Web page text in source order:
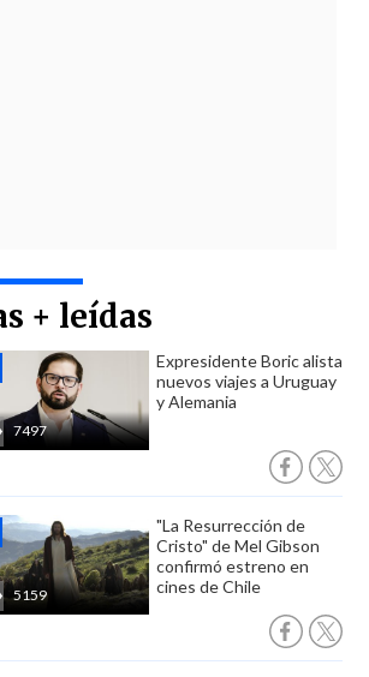
+ leídas
7497
Expresidente Boric alista
nuevos viajes a Uruguay
y Alemania
5159
"La Resurrección de
Cristo" de Mel Gibson
confirmó estreno en
cines de Chile